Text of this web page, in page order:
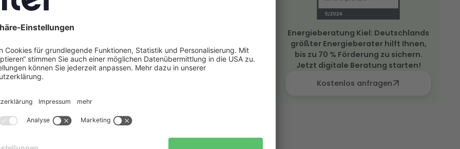
Experten identifizieren Einsparpotenziale, verbessern die
1996 Klimaschutzstadt und hat 2021 den Deutschen
in der Kategorie Großstädte gewonnen. Die
Wärmeplanung der Stadt zielt auf eine klimaneutrale
Gebäudesanierungund der Einsatz erneuerbarer
wie
Photovoltaik
sind wirksame Wege, um Energiekosten
zu senken. Ab dem 1. Juli 2026 gilt zudem die GEG-Pflicht: Neue
Energieberatung Kiel: Deutschlands
größter Energieberater hilft Ihnen,
bis zu 70 % Förderung zu sichern.
Jetzt digitale Beratung starten!
Kostenlos anfragen